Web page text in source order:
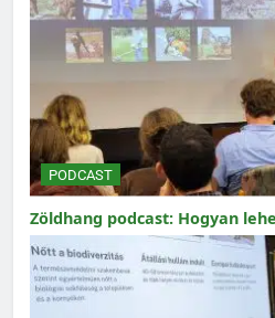
PODCAST
Zöldhang podcast: Hogyan